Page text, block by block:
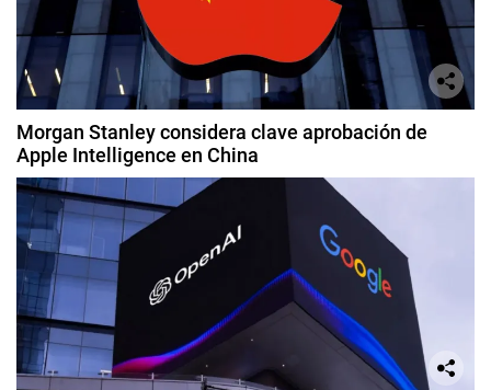
Morgan Stanley considera clave aprobación de
Apple Intelligence en China